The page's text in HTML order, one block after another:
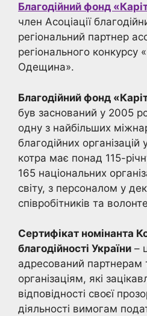
Благодійний фонд
член Асоціації
регіональний партнер
регіонального конкурсу
Одещина».
Благодійний фонд
був заснований у 2005
одну з найбільших
благодійних організацій
котра має понад 115-
165 національних
світу, з персоналом у
співробітників та
Сертифікат номінанта
благодійності України –
адресований партнерам
організаціям, які
відповідності своєї
діяльності вимогам